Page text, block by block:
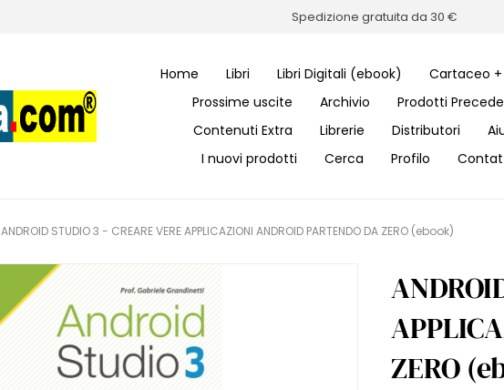
Spedizione gratuita da 30 €
Home Libri Libri Digitali (ebook)
Cartaceo
Prossime uscite
Archivio
Prodotti
Contenuti Extra
Librerie Distributori
I nuovi prodotti
Cerca Profilo
ANDROID STUDIO 3 - CREARE VERE APPLICAZIONI ANDROID PARTENDO DA ZERO (ebook)
ZERO